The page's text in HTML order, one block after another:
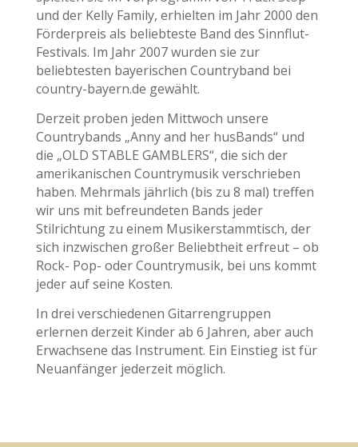
und der Kelly Family, erhielten im Jahr 2000 den
Förderpreis als beliebteste Band des Sinnflut-
Festivals. Im Jahr 2007 wurden sie zur
beliebtesten bayerischen Countryband bei
country-bayern.de gewählt.
Derzeit proben jeden Mittwoch unsere
Countrybands „Anny and her husBands“ und
die „OLD STABLE GAMBLERS“, die sich der
amerikanischen Countrymusik verschrieben
haben. Mehrmals jährlich (bis zu 8 mal) treffen
wir uns mit befreundeten Bands jeder
Stilrichtung zu einem Musikerstammtisch, der
sich inzwischen großer Beliebtheit erfreut – ob
Rock- Pop- oder Countrymusik, bei uns kommt
jeder auf seine Kosten.
In drei verschiedenen Gitarrengruppen
erlernen derzeit Kinder ab 6 Jahren, aber auch
Erwachsene das Instrument. Ein Einstieg ist für
Neuanfänger jederzeit möglich.